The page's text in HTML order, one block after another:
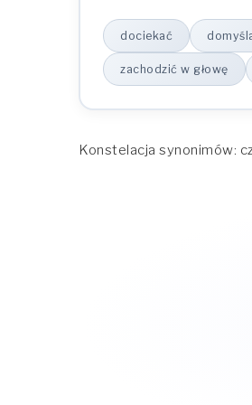
dociekać
zachodzić w głowę
Konstelacja synonimów: